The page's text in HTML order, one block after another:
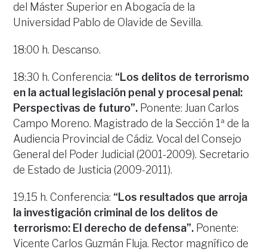
del Máster Superior en Abogacía de la
Universidad Pablo de Olavide de Sevilla.
18:00 h. Descanso.
18:30 h. Conferencia: “Los delitos de terrorismo
en la actual legislación penal y procesal penal:
Perspectivas de futuro”. Ponente: Juan Carlos
Campo Moreno. Magistrado de la Sección 1ª de la
Audiencia Provincial de Cádiz. Vocal del Consejo
General del Poder Judicial (2001-2009). Secretario
de Estado de Justicia (2009-2011).
19.15 h. Conferencia: “Los resultados que arroja
la investigación criminal de los delitos de
terrorismo: El derecho de defensa”. Ponente:
Vicente Carlos Guzmán Fluja. Rector magnífico de